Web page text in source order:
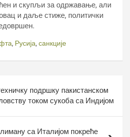
и скупљи за одржавање, али
и даље стиже, политички
, Русија, санкције
подршку пакистанском
током сукоба са Индијом
са Италијом покреће